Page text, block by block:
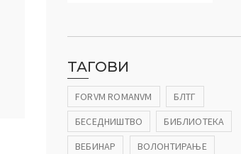
ТАГОВИ
FORVM ROMANVM
БЛТГ
БЕСЕДНИШТВО
БИБЛИОТЕКА
ВЕБИНАР
ВОЛОНТИРАЊЕ